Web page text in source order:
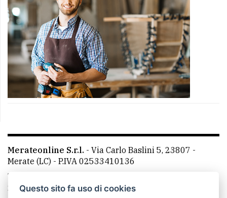
Merateonline S.r.l. - Via Carlo Baslini 5, 23807 -
Merate (LC) - P.IVA 02533410136
Telefono:
mail: redazione@merateonline.it
Questo sito fa uso di cookies